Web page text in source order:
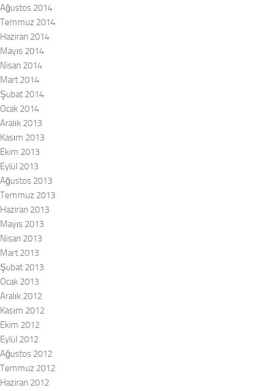
Ağustos 2014
Temmuz 2014
Haziran 2014
Mayıs 2014
Nisan 2014
Mart 2014
Şubat 2014
Ocak 2014
Aralık 2013
Kasım 2013
Ekim 2013
Eylül 2013
Ağustos 2013
Temmuz 2013
Haziran 2013
Mayıs 2013
Nisan 2013
Mart 2013
Şubat 2013
Ocak 2013
Aralık 2012
Kasım 2012
Ekim 2012
Eylül 2012
Ağustos 2012
Temmuz 2012
Haziran 2012